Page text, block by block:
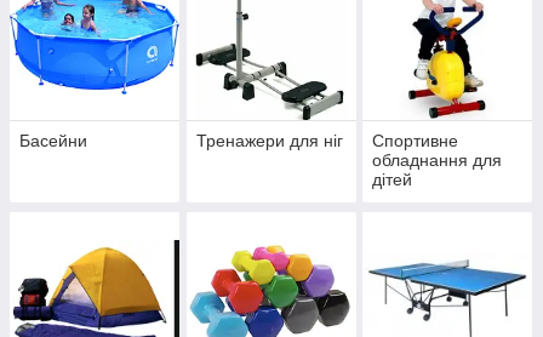
Басейни Тренажери для ніг
Спортивне
обладнання для
дітей